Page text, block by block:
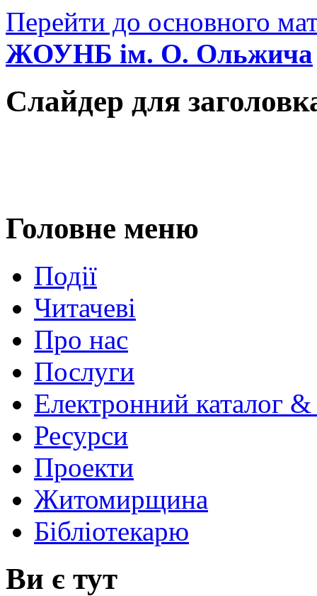
Перейти до основного
ЖОУНБ ім. О. Ольжича
Слайдер для
Головне меню
Події
Читачеві
Про нас
Послуги
Електронний каталог
Ресурси
Проекти
Житомирщина
Бібліотекарю
Ви є тут